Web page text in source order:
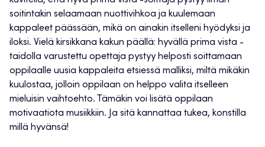
soitintakin selaamaan nuottivihkoa ja kuulemaan
kappaleet päässään, mikä on ainakin itselleni hyödyksi ja
iloksi. Vielä kirsikkana kakun päällä: hyvällä prima vista -
taidolla varustettu opettaja pystyy helposti soittamaan
oppilaalle uusia kappaleita etsiessä malliksi, miltä mikäkin
kuulostaa, jolloin oppilaan on helppo valita itselleen
mieluisin vaihtoehto. Tämäkin voi lisätä oppilaan
motivaatiota musiikkiin. Ja sitä kannattaa tukea, konstilla
millä hyvänsä!